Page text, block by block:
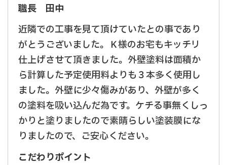
職長 田中
近隣での工事を見て頂けていたとの事であり
がとうございました。Ｋ様のお宅もキッチリ
仕上げさせて頂きました。外壁塗料は面積か
ら計算した予定使用料よりも３本多く使用し
ました。外壁に少々傷みがあり、外壁が多く
の塗料を吸い込んだ為です。ケチる事無くしっ
かりと塗りましたので素晴らしい塗装膜にな
りましたので、ご安心ください。
こだわりポイント